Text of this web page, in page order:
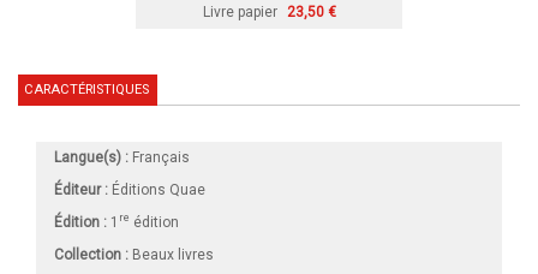
Livre papier 23,50 €
CARACTÉRISTIQUES
Langue(s) : Français
Éditeur : Éditions Quae
Édition : 1 re édition
Collection : Beaux livres